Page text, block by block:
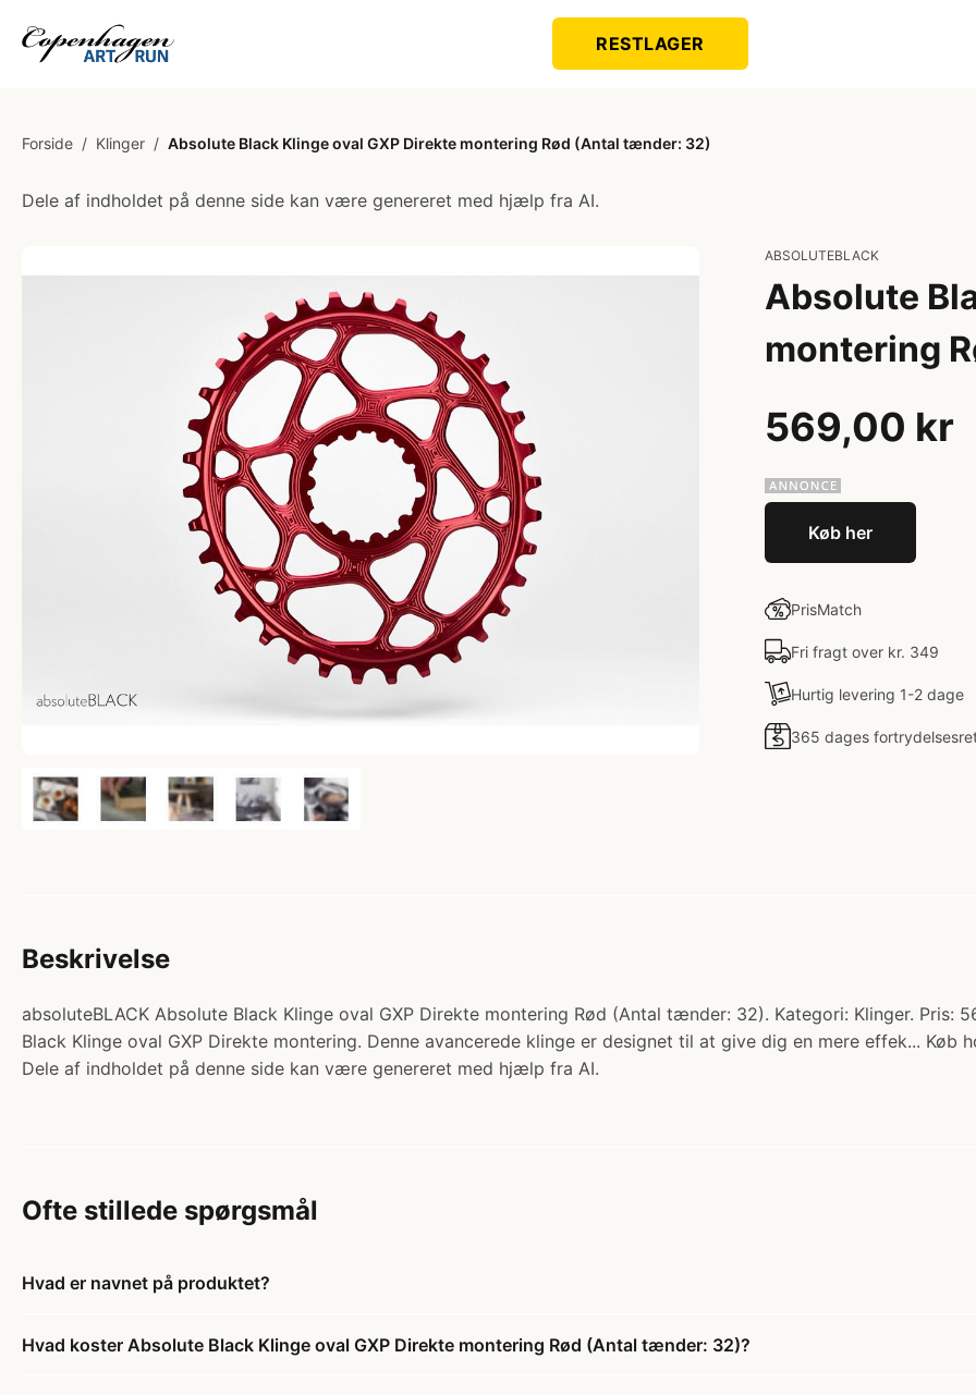
RESTLAGER
Forside / Klinger / Absolute Black Klinge oval GXP Direkte montering Rød (Antal tænder: 32)
Dele af indholdet på denne side kan være genereret med hjælp fra AI.
ABSOLUTEBLACK
Absolute
montering
569,00 kr
Køb her
PrisMatch
Fri fragt over kr. 349
Hurtig levering 1-2 dage
365 dages
Beskrivelse
absoluteBLACK Absolute Black Klinge oval GXP Direkte montering Rød (Antal tænder: 32). Kategori: Klinger. Pris:
Black Klinge oval GXP Direkte montering. Denne avancerede klinge er designet til at give dig en mere effek... Køb
Dele af indholdet på denne side kan være genereret med hjælp fra AI.
Ofte stillede spørgsmål
Hvad er navnet på produktet?
Hvad koster Absolute Black Klinge oval GXP Direkte montering Rød (Antal tænder: 32)?